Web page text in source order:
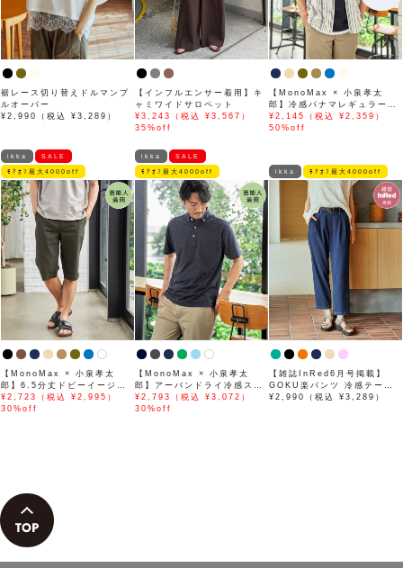
裾レース切り替えドルマンプ
ルオーバー
¥2,990（税込 ¥3,289）
【インフルエンサー着用】キ
ャミワイドサロペット
¥3,243（税込 ¥3,567）
35%off
【MonoMax × 小泉孝太
郎】冷感パナマレギュラーカ
ラー半袖シャツ「小泉孝太郎
さん着用モデル」
¥2,145（税込 ¥2,359）
50%off
ikka SALE
ﾓｱｵﾌ最大4000off
【MonoMax × 小泉孝太
郎】6.5分丈ドビーイージー
ハーフパンツ「小泉孝太郎さ
ん着用モデル」
¥2,723（税込 ¥2,995）
30%off
ikka SALE
ﾓｱｵﾌ最大4000off
【MonoMax × 小泉孝太
郎】アーバンドライ冷感スイ
スボタンダウンポロシャツ
「小泉孝太郎さん着用モデ
¥2,793（税込 ¥3,072）
30%off
ikka ﾓｱｵﾌ最大4000off
【雑誌InRed6月号掲載】
GOKU楽パンツ 冷感テーパ
ード【接触冷感】
¥2,990（税込 ¥3,289）